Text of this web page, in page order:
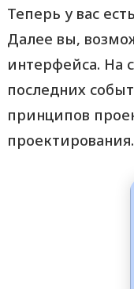
Теперь у вас
Далее вы,
интерфейса. На
последних
принципов
проектирования.